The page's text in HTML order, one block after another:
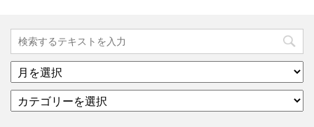
ア
ー
イ
テ